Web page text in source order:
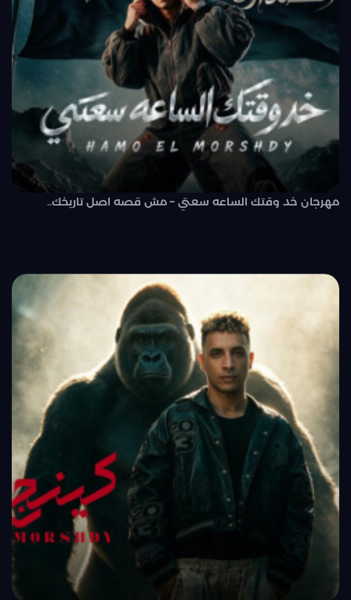
مهرجان خد وقتك الساعه سعتي – مش قصه اصل تاريخك..